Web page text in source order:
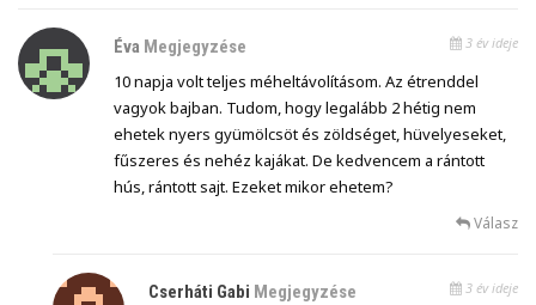
Éva Megjegyzése 3 év ideje
10 napja volt teljes méheltávolításom. Az étrenddel
vagyok bajban. Tudom, hogy legalább 2 hétig nem
ehetek nyers gyümölcsöt és zöldséget, hüvelyeseket,
fűszeres és nehéz kajákat. De kedvencem a rántott
hús, rántott sajt. Ezeket mikor ehetem?
Válasz
Cserháti Gabi Megjegyzése 3 év ideje